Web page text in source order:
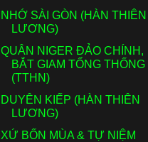
NHỚ SÀI GÒN (HÀN THIÊN
LƯƠNG)
QUÂN NIGER ĐẢO CHÍNH,
BẮT GIAM TỔNG THỐNG
(TTHN)
DUYÊN KIẾP (HÀN THIÊN
LƯƠNG)
XỨ BỐN MÙA & TỰ NIỆM